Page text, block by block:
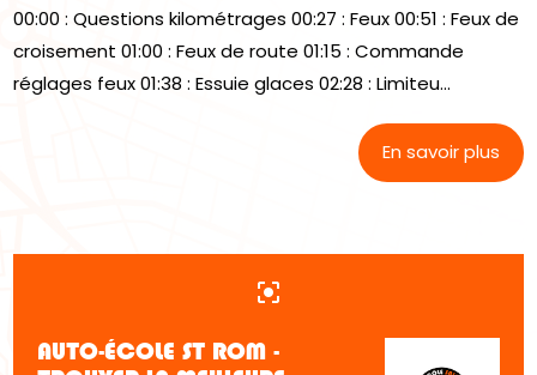
00:00 : Questions kilométrages 00:27 : Feux 00:51 : Feux de
croisement 01:00 : Feux de route 01:15 : Commande
réglages feux 01:38 : Essuie glaces 02:28 : Limiteu...
En savoir plus
center_focus_strong
AUTO-ÉCOLE ST ROM -